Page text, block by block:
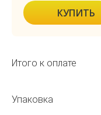
КУПИТЬ
Итого к оплате
Упаковка